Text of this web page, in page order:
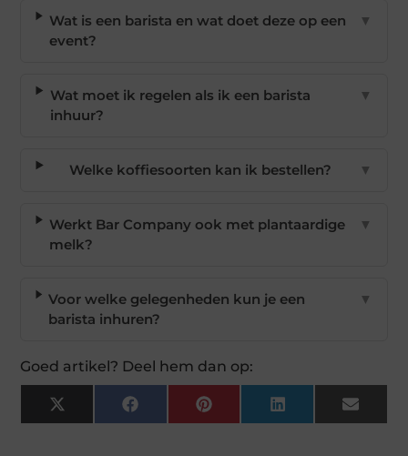
Wat is een barista en wat doet deze op een
event?
▼
Wat moet ik regelen als ik een barista
inhuur?
▼
Welke koffiesoorten kan ik bestellen? ▼
Werkt Bar Company ook met plantaardige
melk?
▼
Voor welke gelegenheden kun je een
barista inhuren?
▼
Goed artikel? Deel hem dan op:
X
(Twitter)
FacebookPinterest LinkedIn Email